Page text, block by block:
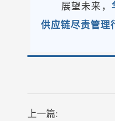
展望未来，
供应链尽责管理
上一篇: